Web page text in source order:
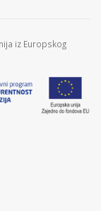
iz Europskog